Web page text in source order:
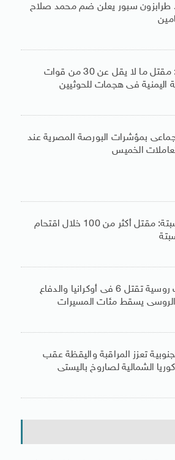
طرابزون سبور يعلن ضم محمد صلاح
مصادر: مقتل ما لا يقل عن 30 من قوات
اليمنية فى هجمات للحوثيين
جماعى بمؤشرات البورصة المصرية عند
الخميس
حاكم سبتة: مقتل أكثر من 100 خلال اقتحام
هجمات روسية تقتل 6 فى أوكرانيا والدفاع
يسقط مئات المسيرات
تعزز المراقبة واليقظة عقب
الشمالية لصاروخ باليستى